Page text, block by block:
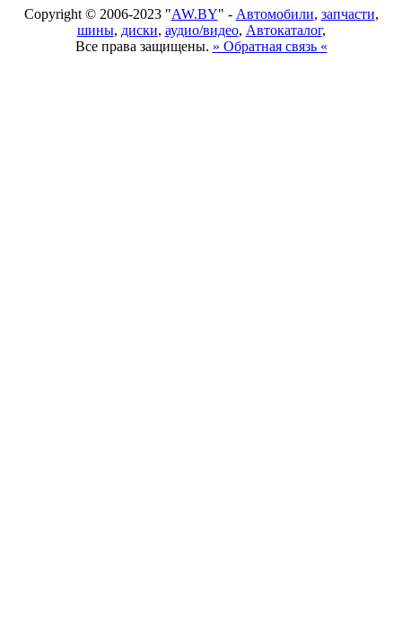
Copyright © 2006-2023 "AW.BY" - Автомобили, запчасти,
шины, диски, аудио/видео, Автокаталог,
Все права защищены. » Обратная связь «